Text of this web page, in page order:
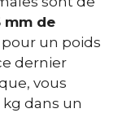
mm de
pour un poids
dernier
vous
kg dans un